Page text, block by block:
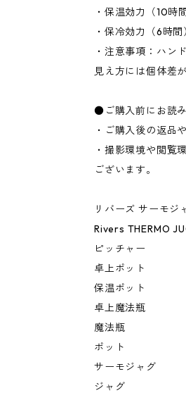
・保温効力（10時
・保冷効力（6時
・注意事項：ハン
見え方には個体差
●ご購入前にお読
・ご購入後の返品
・撮影環境や閲覧
ございます。
リバーズ サーモジ
Rivers THERMO
ピッチャー
卓上ポット
保温ポット
卓上魔法瓶
魔法瓶
ポット
サーモジャグ
ジャグ